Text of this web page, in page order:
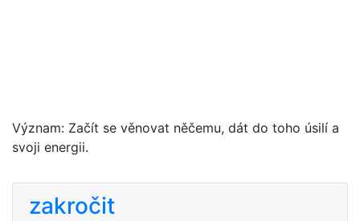
Význam: Začít se věnovat něčemu, dát do toho úsilí a
svoji energii.
zakročit